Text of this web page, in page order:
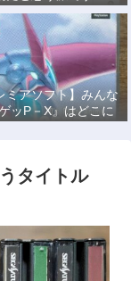
ミアソフト】みんな
ッP－X』はどこに
もない！
タイトル